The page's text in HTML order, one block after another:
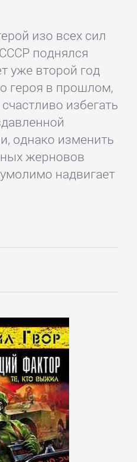
изо всех сил
поднялся
уже второй год
героя в прошлом,
избегать
однако изменить
жерновов
надвигает